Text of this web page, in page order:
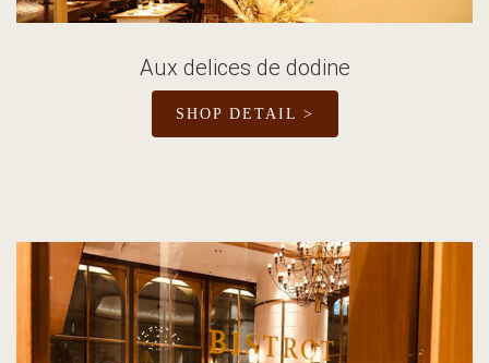
Aux delices de dodine
SHOP DETAIL >